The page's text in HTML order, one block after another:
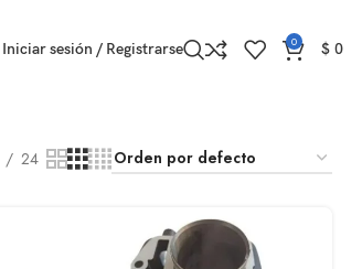
Iniciar sesión / Registrarse 0 $ 0
24